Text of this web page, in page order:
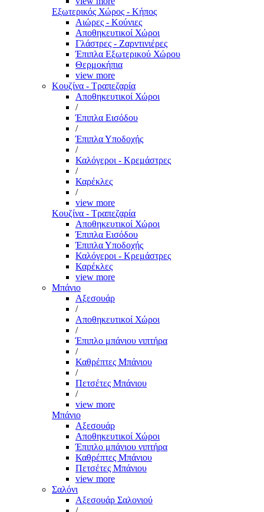
Εξωτερικός Χώρος - Κήπος
Αιώρες - Κούνιες
Αποθηκευτικοί Χώροι
Γλάστρες - Ζαρντινιέρες
Έπιπλα Εξωτερικού Χώρου
Θερμοκήπια
view more
Κουζίνα - Τραπεζαρία
Αποθηκευτικοί Χώροι
/
Έπιπλα Εισόδου
/
Έπιπλα Υποδοχής
/
Καλόγεροι - Κρεμάστρες
/
Καρέκλες
/
view more
Κουζίνα - Τραπεζαρία
Αποθηκευτικοί Χώροι
Έπιπλα Εισόδου
Έπιπλα Υποδοχής
Καλόγεροι - Κρεμάστρες
Καρέκλες
view more
Μπάνιο
Αξεσουάρ
/
Αποθηκευτικοί Χώροι
/
Έπιπλο μπάνιου νιπτήρα
/
Καθρέπτες Μπάνιου
/
Πετσέτες Μπάνιου
/
view more
Μπάνιο
Αξεσουάρ
Αποθηκευτικοί Χώροι
Έπιπλο μπάνιου νιπτήρα
Καθρέπτες Μπάνιου
Πετσέτες Μπάνιου
view more
Σαλόνι
Αξεσουάρ Σαλονιού